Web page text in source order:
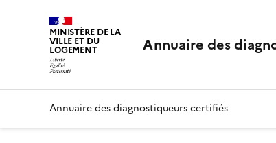
MINISTÈRE DE LA
VILLE ET DU
LOGEMENT Annuaire des
Annuaire des diagnostiqueurs certifiés